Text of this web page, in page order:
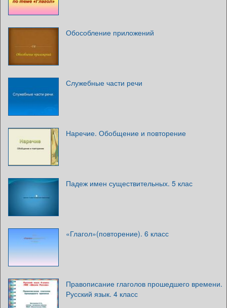
Обособление приложений
Служебные части речи
Наречие. Обобщение и повторение
Падеж имен существительных. 5 клас
«Глагол»(повторение). 6 класс
Правописание глаголов прошедшего времени.
Русский язык. 4 класс